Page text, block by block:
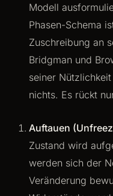
Modell
Phasen-Schema
Zuschreibung an
Bridgman und
seiner
nichts. Es rückt
Auftauen
Zustand wird
werden sich der
Veränderung